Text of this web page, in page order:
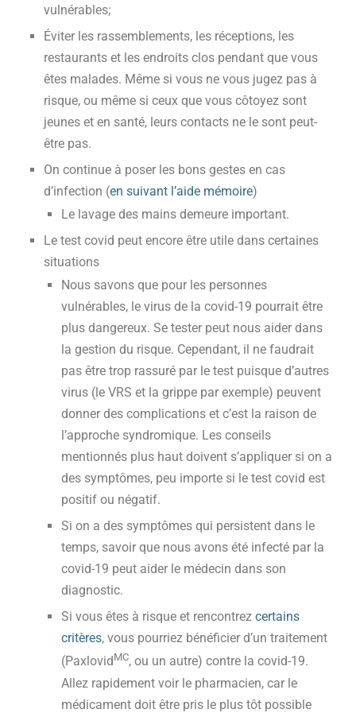
vulnérables;
Éviter les rassemblements, les réceptions, les
restaurants et les endroits clos pendant que vous
êtes malades. Même si vous ne vous jugez pas à
risque, ou même si ceux que vous côtoyez sont
jeunes et en santé, leurs contacts ne le sont peut-
être pas.
On continue à poser les bons gestes en cas
d’infection (en suivant l’aide mémoire)
Le lavage des mains demeure important.
Le test covid peut encore être utile dans certaines
situations
Nous savons que pour les personnes
vulnérables, le virus de la covid-19 pourrait être
plus dangereux. Se tester peut nous aider dans
la gestion du risque. Cependant, il ne faudrait
pas être trop rassuré par le test puisque d’autres
virus (le VRS et la grippe par exemple) peuvent
donner des complications et c’est la raison de
l’approche syndromique. Les conseils
mentionnés plus haut doivent s’appliquer si on a
des symptômes, peu importe si le test covid est
positif ou négatif.
Si on a des symptômes qui persistent dans le
temps, savoir que nous avons été infecté par la
covid-19 peut aider le médecin dans son
diagnostic.
Si vous êtes à risque et rencontrez certains
critères, vous pourriez bénéficier d’un traitement
(Paxlovid MC, ou un autre) contre la covid-19.
Allez rapidement voir le pharmacien, car le
médicament doit être pris le plus tôt possible